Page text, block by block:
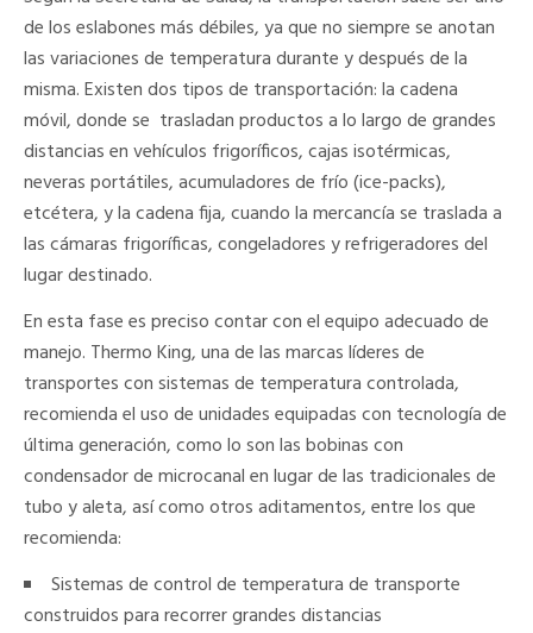
de los eslabones más débiles, ya que no siempre se anotan
las variaciones de temperatura durante y después de la
misma. Existen dos tipos de transportación: la cadena
móvil, donde se trasladan productos a lo largo de grandes
distancias en vehículos frigoríficos, cajas isotérmicas,
neveras portátiles, acumuladores de frío (ice-packs),
etcétera, y la cadena fija, cuando la mercancía se traslada a
las cámaras frigoríficas, congeladores y refrigeradores del
lugar destinado.
En esta fase es preciso contar con el equipo adecuado de
manejo. Thermo King, una de las marcas líderes de
transportes con sistemas de temperatura controlada,
recomienda el uso de unidades equipadas con tecnología de
última generación, como lo son las bobinas con
condensador de microcanal en lugar de las tradicionales de
tubo y aleta, así como otros aditamentos, entre los que
recomienda:
Sistemas de control de temperatura de transporte
construidos para recorrer grandes distancias